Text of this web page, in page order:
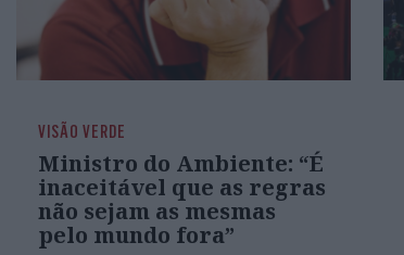
VISÃO VERDE
Ministro do Ambiente: “É
inaceitável que as regras
não sejam as mesmas
pelo mundo fora”